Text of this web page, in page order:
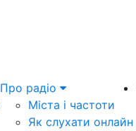
Про радіо
Міста і частоти
Як слухати онлайн